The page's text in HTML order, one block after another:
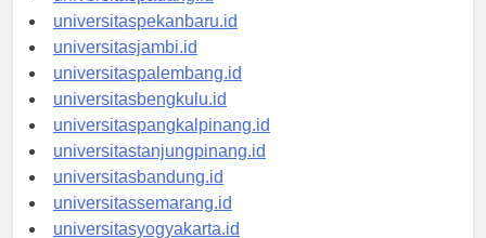
universitaspadang.id
universitaspekanbaru.id
universitasjambi.id
universitaspalembang.id
universitasbengkulu.id
universitaspangkalpinang.id
universitastanjungpinang.id
universitasbandung.id
universitassemarang.id